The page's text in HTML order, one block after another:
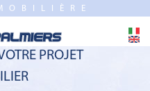
PROJET